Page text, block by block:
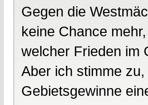
Gegen die
keine Chance
welcher Frieden im
Aber ich stimme
Gebietsgewinne